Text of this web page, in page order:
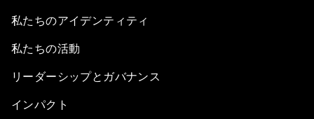
私たちのアイデンティティ
私たちの活動
リーダーシップとガバナンス
インパクト